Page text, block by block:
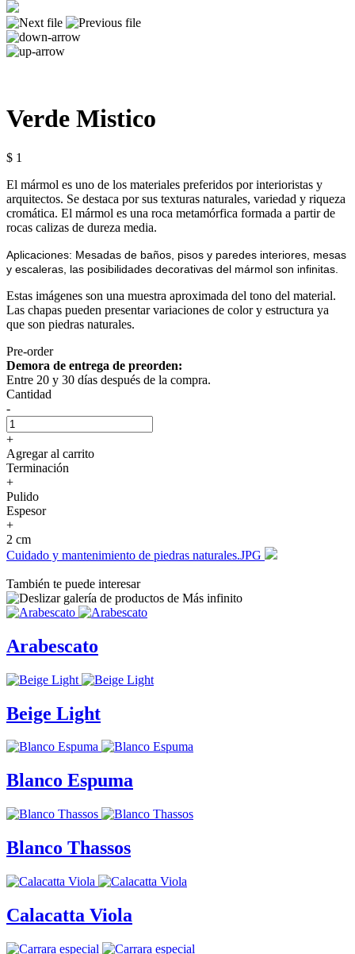
Verde Mistico
$ 1
El mármol es uno de los materiales preferidos por interioristas y
arquitectos. Se destaca por sus texturas naturales, variedad y riqueza
cromática. El mármol es una roca metamórfica formada a partir de
rocas calizas de dureza media.
Aplicaciones: Mesadas de baños, pisos y paredes interiores, mesas
y escaleras, las posibilidades decorativas del mármol son infinitas.
Estas imágenes son una muestra aproximada del tono del material.
Las chapas pueden presentar variaciones de color y estructura ya
que son piedras naturales.
Pre-order
Demora de entrega de preorden:
Entre 20 y 30 días después de la compra.
Cantidad
-
+
Agregar al carrito
Terminación
+
Pulido
Espesor
+
2 cm
Cuidado y mantenimiento de piedras naturales.JPG
También te puede interesar
Arabescato
Beige Light
Blanco Espuma
Blanco Thassos
Calacatta Viola